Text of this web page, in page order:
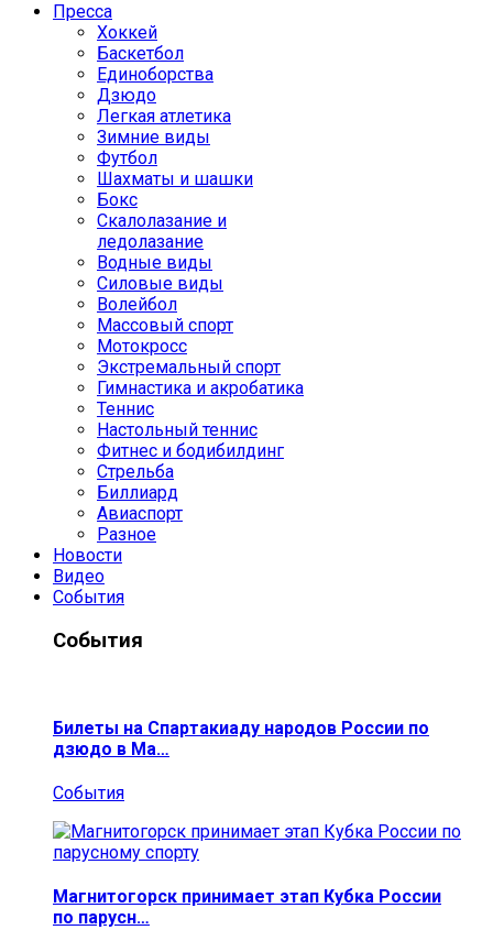
Пресса
Хоккей
Баскетбол
Единоборства
Дзюдо
Легкая атлетика
Зимние виды
Футбол
Шахматы и шашки
Бокс
Скалолазание и
ледолазание
Водные виды
Силовые виды
Волейбол
Массовый спорт
Мотокросс
Экстремальный спорт
Гимнастика и акробатика
Теннис
Настольный теннис
Фитнес и бодибилдинг
Стрельба
Биллиард
Авиаспорт
Разное
Новости
Видео
События
События
Билеты на Спартакиаду народов России по
дзюдо в Ма…
События
Магнитогорск принимает этап Кубка России
по парусн…